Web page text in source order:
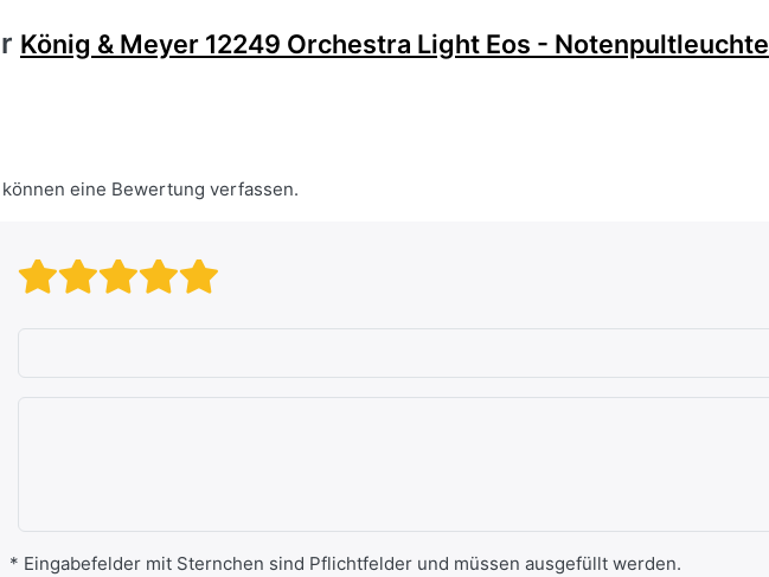
König & Meyer 12249 Orchestra Light Eos - Notenpultleuchte
eine Bewertung verfassen.
Bewertung: 4 von 5 Sternen.
Bewertung: 3 von 5 Sternen.
Bewertung: 2 von 5 Sternen.
Bewertung: 1 von 5 Sternen. schlecht
* Eingabefelder mit Sternchen sind Pflichtfelder und müssen ausgefüllt werden.